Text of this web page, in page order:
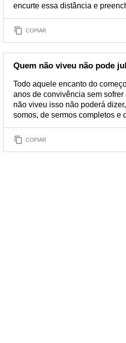
encurte essa distância e
COPIAR
Quem não viveu não pode
Todo aquele encanto do
anos de convivência sem
não viveu isso não poderá
somos, de sermos completos e
COPIAR